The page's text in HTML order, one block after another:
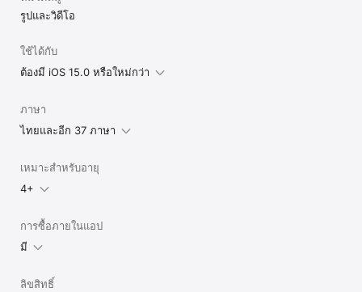
รูปและวิดีโอ
ใช้ได้กับ
ต้องมี iOS 15.0 หรือใหม่กว่า
ภาษา
ไทยและอีก 37 ภาษา
เหมาะสำหรับอายุ
4+
การซื้อภายในแอป
มี
ลิขสิทธิ์